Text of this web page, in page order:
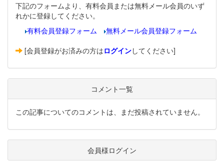
下記のフォームより、有料会員または無料メール会員のいず
れかに登録してください。
有料会員登録フォーム
無料メール会員登録フォーム
[会員登録がお済みの方はログインしてください]
コメント一覧
この記事についてのコメントは、まだ投稿されていません。
会員様ログイン